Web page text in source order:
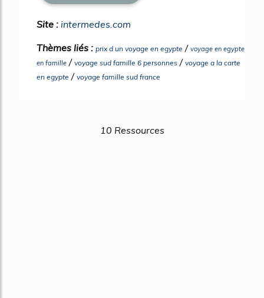
Site : intermedes.com
Thèmes liés : prix d un voyage en egypte / voyage en egypte
en famille / voyage sud famille 6 personnes / voyage a la carte
en egypte / voyage famille sud france
10 Ressources